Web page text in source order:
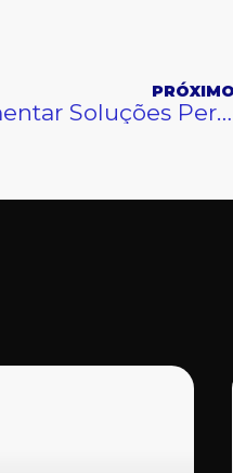
Como Implementar Soluções Personalizadas de Tratamento de Água e Efluentes